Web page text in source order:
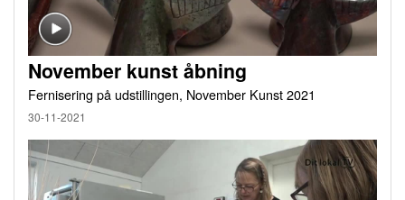
November kunst åbning
Fernisering på udstillingen, November Kunst 2021
30-11-2021